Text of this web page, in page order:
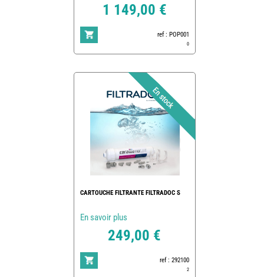
1 149,00 €
ref : POP001
0
CARTOUCHE FILTRANTE FILTRADOC S
En savoir plus
249,00 €
ref : 292100
2